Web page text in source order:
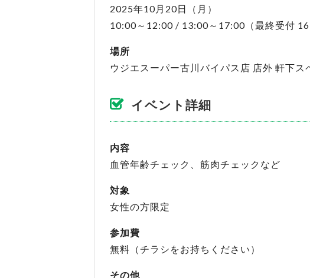
2025年10月20日（月）
10:00～12:00 / 13:00～17:00（最終受付
場所
ウジエスーパー古川バイパス店 店外 軒下ス
イベント詳細
内容
血管年齢チェック、筋肉チェックなど
対象
女性の方限定
参加費
無料（チラシをお持ちください）
その他